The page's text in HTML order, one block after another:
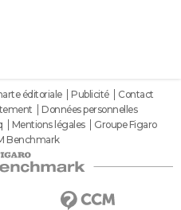
éditoriale Publicité
Contact
Données personnelles
Mentions légales
Groupe Figaro
Benchmark